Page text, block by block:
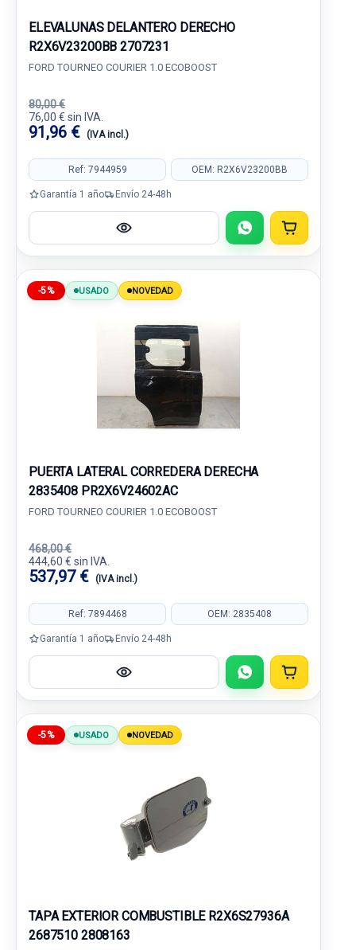
ELEVALUNAS DELANTERO DERECHO
R2X6V23200BB 2707231
FORD TOURNEO COURIER 1.0 ECOBOOST
80,00 €
76,00 € sin IVA.
91,96 € (IVA incl.)
Ref: 7944959 OEM: R2X6V23200BB
Garantía 1 año Envío 24-48h
-5% USADO NOVEDAD
PUERTA LATERAL CORREDERA DERECHA
2835408 PR2X6V24602AC
FORD TOURNEO COURIER 1.0 ECOBOOST
468,00 €
444,60 € sin IVA.
537,97 € (IVA incl.)
Ref: 7894468 OEM: 2835408
Garantía 1 año Envío 24-48h
-5% USADO NOVEDAD
TAPA EXTERIOR COMBUSTIBLE R2X6S27936A
2687510 2808163